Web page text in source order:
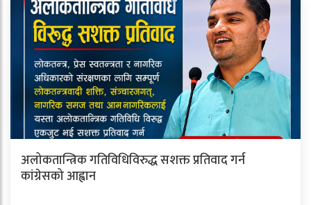
अलोकतान्त्रिक गतिविधिविरुद्ध सशक्त प्रतिवाद गर्न
कांग्रेसको आह्वान